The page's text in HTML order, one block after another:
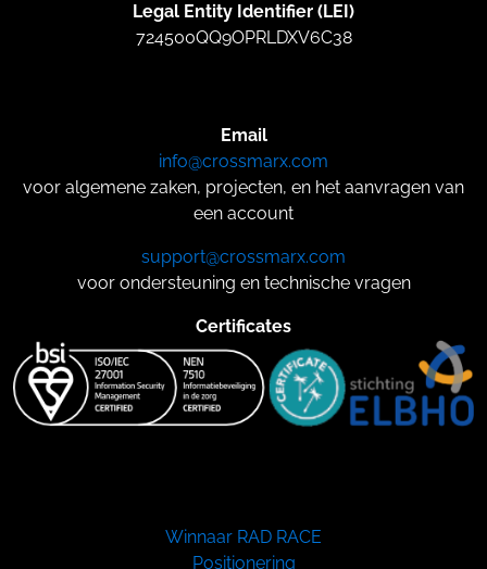
Legal Entity Identifier (LEI)
724500QQ9OPRLDXV6C38
Email
info@crossmarx.com
voor algemene zaken, projecten, en het aanvragen van
een account
support@crossmarx.com
voor ondersteuning en technische vragen
Certificates
Winnaar RAD RACE
Positionering